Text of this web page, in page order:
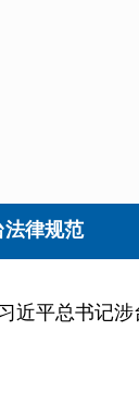
法律规范
近平总书记